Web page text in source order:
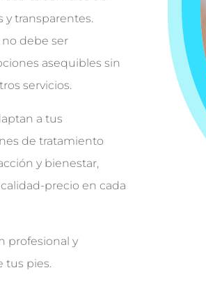
y transparentes.
debe ser
asequibles sin
servicios.
a tus
de tratamiento
y bienestar,
precio en cada
profesional y
tus pies.